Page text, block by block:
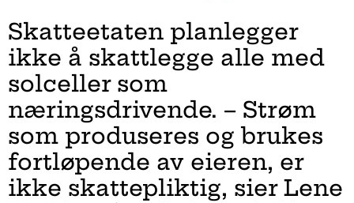
Skatteetaten planlegger
ikke å skattlegge alle med
solceller som
næringsdrivende. – Strøm
som produseres og brukes
fortløpende av eieren, er
ikke skattepliktig, sier Lene